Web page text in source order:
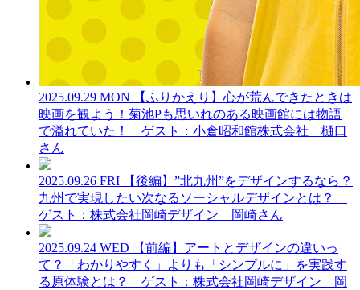
2025.09.29 MON 【ふりかえり】心が荒んできたときは
映画を観よう！菊池Pも思いれのある映画館には物語
で溢れていた！ ゲスト：小倉昭和館株式会社 樋口
さん
2025.09.26 FRI 【後編】”北九州”をデザインするなら？
九州で実現したい次なるソーシャルデザインとは？
ゲスト：株式会社岡崎デザイン 岡崎さん
2025.09.24 WED 【前編】アートとデザインの違いっ
て？「わかりやすく」よりも「シンプルに」を実践す
る原体験とは？ ゲスト：株式会社岡崎デザイン 岡